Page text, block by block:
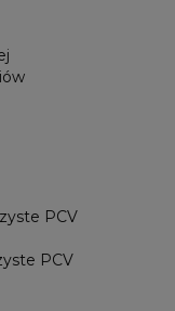
PCV
PCV